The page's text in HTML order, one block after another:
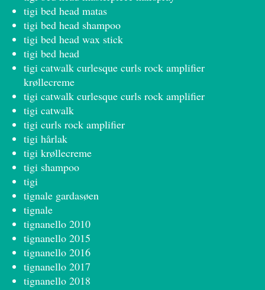
tigi bed head matas
tigi bed head shampoo
tigi bed head wax stick
tigi bed head
tigi catwalk curlesque curls rock amplifier
krøllecreme
tigi catwalk curlesque curls rock amplifier
tigi catwalk
tigi curls rock amplifier
tigi hårlak
tigi krøllecreme
tigi shampoo
tigi
tignale gardasøen
tignale
tignanello 2010
tignanello 2015
tignanello 2016
tignanello 2017
tignanello 2018